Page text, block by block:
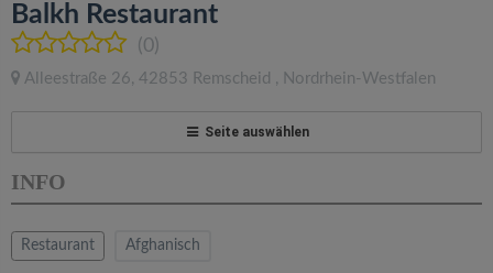
Balkh Restaurant
(0)
Alleestraße 26, 42853 Remscheid , Nordrhein-Westfalen
Seite auswählen
INFO
Restaurant Afghanisch
l
e
a
v